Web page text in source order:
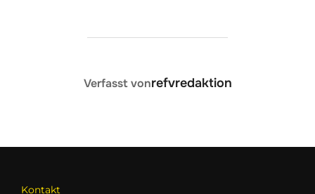
BEITRAGSAUTOR
Verfasst vonrefvredaktion
Kontakt